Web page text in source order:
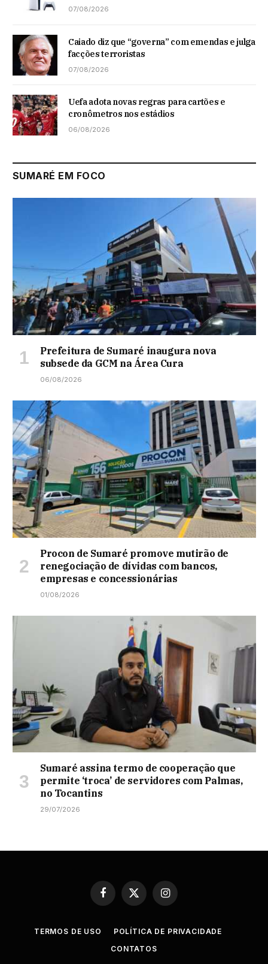
07/08/2026
Caiado diz que “governa” com emendas e julga
facções terroristas
07/08/2026
Uefa adota novas regras para cartões e
cronômetros nos estádios
06/08/2026
SUMARÉ EM FOCO
Prefeitura de Sumaré inaugura nova
subsede da GCM na Área Cura
06/08/2026
Procon de Sumaré promove mutirão de
renegociação de dívidas com bancos,
empresas e concessionárias
01/08/2026
Sumaré assina termo de cooperação que
permite ‘troca’ de servidores com Palmas,
no Tocantins
29/07/2026
Facebook
X
Instagram
TERMOS DE USO
POLÍTICA DE PRIVACIDADE
CONTATOS